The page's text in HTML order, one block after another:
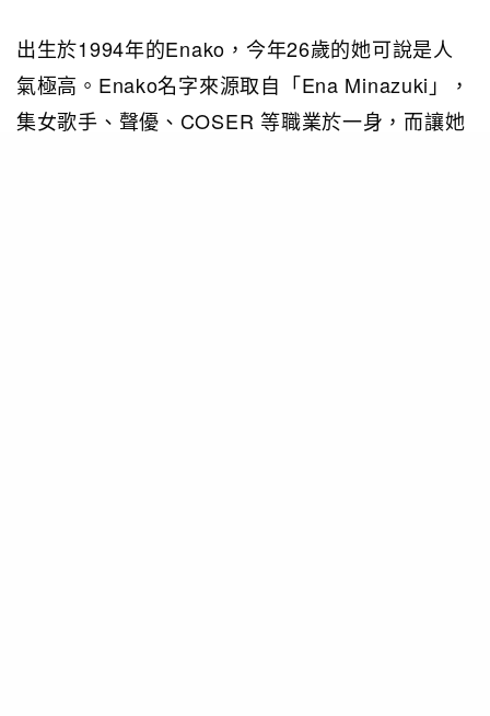
出生於1994年的Enako，今年26歲的她可說是人
氣極高。Enako名字來源取自「Ena Minazuki」，
集女歌手、聲優、COSER 等職業於一身，而讓她